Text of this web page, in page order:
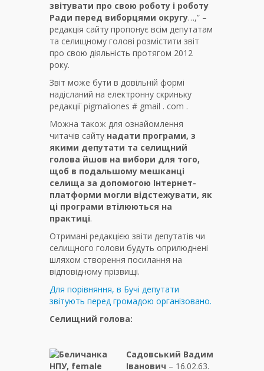
звітувати про свою роботу і роботу
Ради перед виборцями округу…,” –
редакція сайту пропонує всім депутатам
та селищному голові розмістити звіт
про свою діяльність протягом 2012
року.
Звіт може бути в довільній формі
надісланий на електронну скриньку
редакції pigmaliones # gmail . com .
Можна також для ознайомлення
читачів сайту надати програми, з
якими депутати та селищний
голова йшов на вибори для того,
щоб в подальшому мешканці
селища за допомогою Інтернет-
платформи могли відстежувати, як
ці програми втілюються на
практиці.
Отримані редакцією звіти депутатів чи
селищного голови будуть оприлюднені
шляхом створення посилання на
відповідному прізвищі.
Для порівняння, в Бучі депутати
звітують перед громадою організовано.
Селищний голова:
Садовський Вадим
Іванович – 16.02.63.